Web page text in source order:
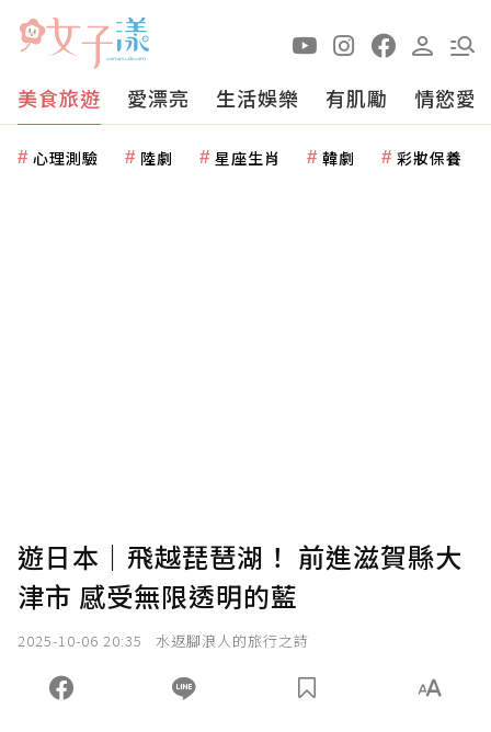
美食旅遊 愛漂亮 生活娛樂 有肌勵 情慾愛
心理測驗 陸劇 星座生肖 韓劇 彩妝保養
遊日本｜飛越琵琶湖！ 前進滋賀縣大
津市 感受無限透明的藍
2025-10-06 20:35 水返腳浪人的旅行之詩